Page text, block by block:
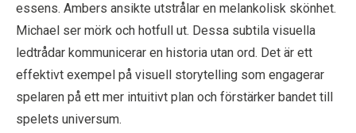
essens. Ambers ansikte utstrålar en melankolisk skönhet.
Michael ser mörk och hotfull ut. Dessa subtila visuella
ledtrådar kommunicerar en historia utan ord. Det är ett
effektivt exempel på visuell storytelling som engagerar
spelaren på ett mer intuitivt plan och förstärker bandet till
spelets universum.